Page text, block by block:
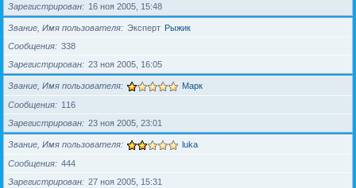
Зарегистрирован
16 ноя 2005, 15:48
Звание, Имя пользователя Эксперт Рыжик
Сообщения
338
Зарегистрирован
23 ноя 2005, 16:05
Звание, Имя пользователя Марк
Сообщения
116
Зарегистрирован
23 ноя 2005, 23:01
Звание, Имя пользователя luka
Сообщения
444
Зарегистрирован
27 ноя 2005, 15:31